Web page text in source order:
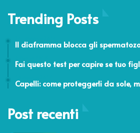
Trending Posts
Il diaframma blocca gli
Fai questo test per capire se tuo
Capelli: come proteggerli da sole,
Post recenti